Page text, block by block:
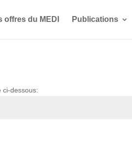
offres du MEDI Publications
ci-dessous: